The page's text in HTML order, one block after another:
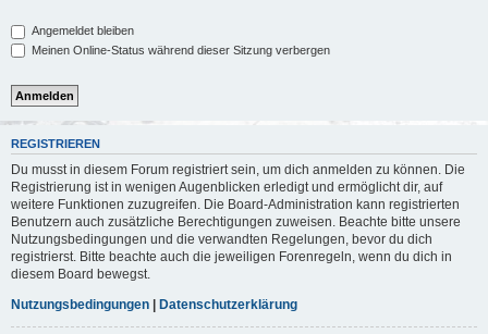
Angemeldet bleiben
Meinen Online-Status während dieser Sitzung verbergen
REGISTRIEREN
Du musst in diesem Forum registriert sein, um dich anmelden zu können. Die
Registrierung ist in wenigen Augenblicken erledigt und ermöglicht dir, auf
weitere Funktionen zuzugreifen. Die Board-Administration kann registrierten
Benutzern auch zusätzliche Berechtigungen zuweisen. Beachte bitte unsere
Nutzungsbedingungen und die verwandten Regelungen, bevor du dich
registrierst. Bitte beachte auch die jeweiligen Forenregeln, wenn du dich in
diesem Board bewegst.
Nutzungsbedingungen | Datenschutzerklärung